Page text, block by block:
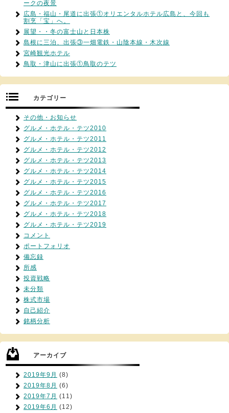
ークの夜景
広島・福山・尾道に出張①オリエンタルホテル広島と、今回も
割烹「宝」へ。
展望・・冬の富士山と日本株
島根に三泊、出張③一畑電鉄・山陰本線・木次線
宮崎観光ホテル
鳥取・津山に出張①鳥取のテツ
カテゴリー
その他・お知らせ
グルメ・ホテル・テツ2010
グルメ・ホテル・テツ2011
グルメ・ホテル・テツ2012
グルメ・ホテル・テツ2013
グルメ・ホテル・テツ2014
グルメ・ホテル・テツ2015
グルメ・ホテル・テツ2016
グルメ・ホテル・テツ2017
グルメ・ホテル・テツ2018
グルメ・ホテル・テツ2019
コメント
ポートフォリオ
備忘録
所感
投資戦略
未分類
株式市場
自己紹介
銘柄分析
アーカイブ
2019年9月 (8)
2019年8月 (6)
2019年7月 (11)
2019年6月 (12)